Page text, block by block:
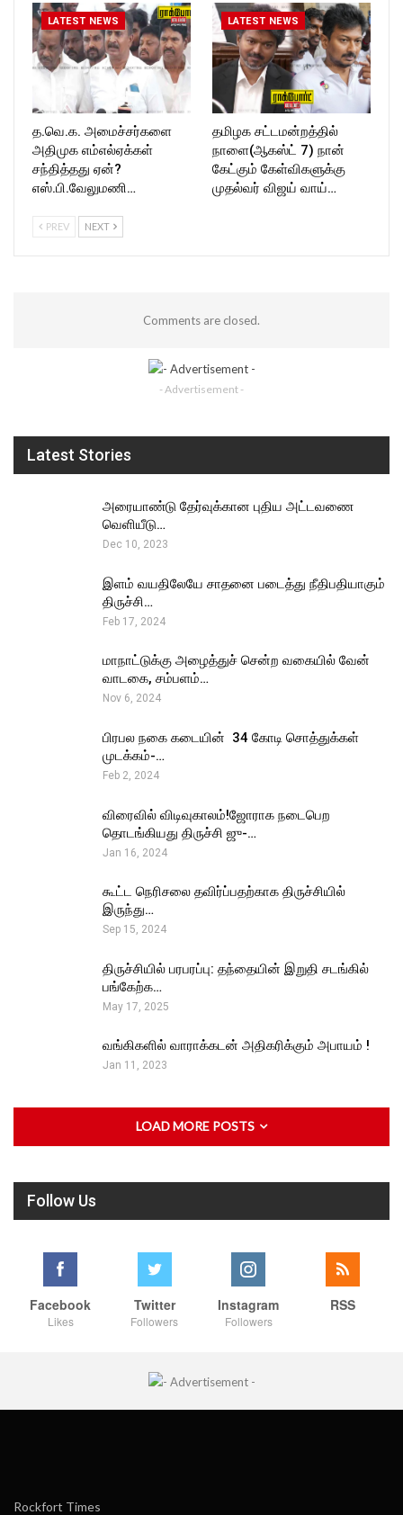
LATEST NEWS
த.வெ.க. அமைச்சர்களை
அதிமுக எம்எல்ஏக்கள்
சந்தித்தது ஏன்?
எஸ்.பி.வேலுமணி…
LATEST NEWS
தமிழக சட்டமன்றத்தில்
நாளை(ஆகஸ்ட் 7) நான்
கேட்கும் கேள்விகளுக்கு
முதல்வர் விஜய் வாய்…
PREV NEXT
Comments are closed.
- Advertisement -
Latest Stories
அரையாண்டு தேர்வுக்கான புதிய அட்டவணை
வெளியீடு…
Dec 10, 2023
இளம் வயதிலேயே சாதனை படைத்து நீதிபதியாகும்
திருச்சி…
Feb 17, 2024
மாநாட்டுக்கு அழைத்துச் சென்ற வகையில் வேன்
வாடகை, சம்பளம்…
Nov 6, 2024
பிரபல நகை கடையின் ₹ 34 கோடி சொத்துக்கள்
முடக்கம்-…
Feb 2, 2024
விரைவில் விடிவுகாலம்!ஜோராக நடைபெற
தொடங்கியது திருச்சி ஜு-…
Jan 16, 2024
கூட்ட நெரிசலை தவிர்ப்பதற்காக திருச்சியில்
இருந்து…
Sep 15, 2024
திருச்சியில் பரபரப்பு: தந்தையின் இறுதி சடங்கில்
பங்கேற்க…
May 17, 2025
வங்கிகளில் வாராக்கடன் அதிகரிக்கும் அபாயம் !
Jan 11, 2023
LOAD MORE POSTS
Follow Us
Facebook
Likes
Twitter
Followers
Instagram
Followers
RSS
Rockfort Times